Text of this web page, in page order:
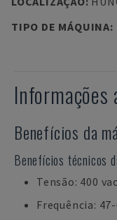
TIPO DE MÁQUINA:
Informações
Benefícios da
Benefícios técnicos
Tensão: 400 vac
Frequência: